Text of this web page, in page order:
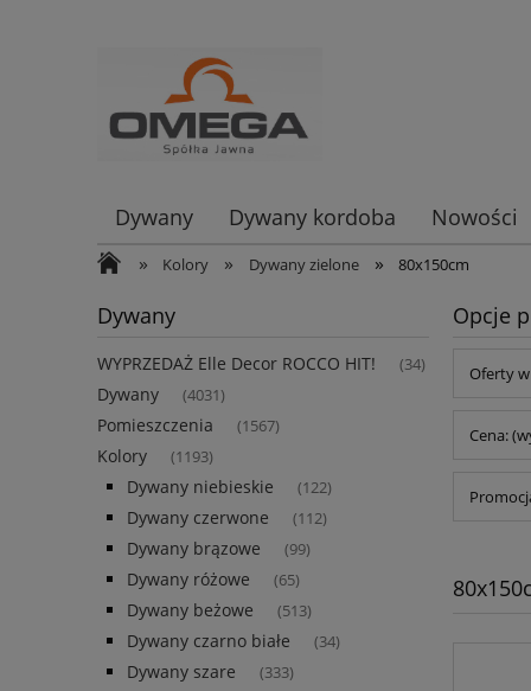
Dywany Dywany kordoba Nowości
» Kolory » Dywany zielone » 80x150cm
Dywany
WYPRZEDAŻ Elle Decor ROCCO HIT! (34)
Dywany (4031)
Pomieszczenia (1567)
Kolory (1193)
Dywany niebieskie (122)
Dywany czerwone (112)
Dywany brązowe (99)
Dywany różowe (65)
Dywany beżowe (513)
Dywany czarno białe (34)
Dywany szare (333)
Opcje
Oferty
Cena: